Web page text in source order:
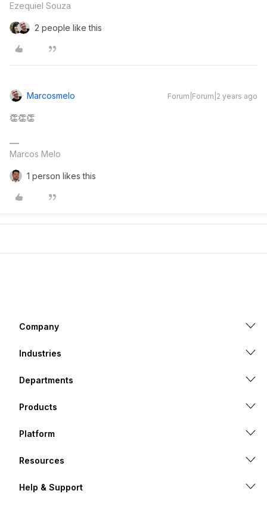
Ezequiel Souza
2 people like this
Marcosmelo Forum|Forum|2 years ago
👏👏👏
Marcos Melo
1 person likes this
Company
Industries
Departments
Products
Platform
Resources
Help & Support